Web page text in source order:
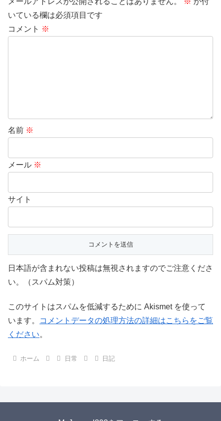
いている欄は必須項目です
コメント ※
名前 ※
メール ※
サイト
日本語が含まれない投稿は無視されますのでご注意くださ
い。（スパム対策）
このサイトはスパムを低減するために Akismet を使って
います。
コメントデータの処理方法の詳細はこちらをご覧
ください。
ホーム 日常 日記